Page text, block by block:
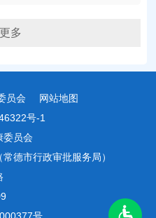
多
员会
网站地图
号-1
委员会
德市行政审批服务局）